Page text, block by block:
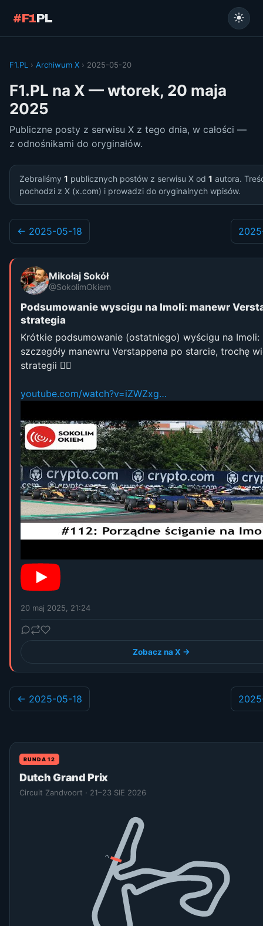
#F1PL
F1.PL › Archiwum X › 2025-05-20
F1.PL na X — wtorek, 20 maja
2025
Publiczne posty z serwisu X z tego dnia, w całości —
z odnośnikami do oryginałów.
Zebraliśmy 1 publicznych postów z serwisu X od 1 autora.
pochodzi z X (x.com) i prowadzi do oryginalnych wpisów.
← 2025-05-18
Mikołaj Sokół
@SokolimOkiem
Podsumowanie wyscigu na Imoli: manewr
strategia
Krótkie podsumowanie (ostatniego) wyścigu na Imoli:
szczegóły manewru Verstappena po starcie, trochę
strategii 👇🏻
youtube.com/watch?v=iZWZxg…
20 maj 2025, 21:24
Zobacz na X →
← 2025-05-18
RUNDA 12
Dutch Grand Prix
Circuit Zandvoort · 21–23 SIE 2026